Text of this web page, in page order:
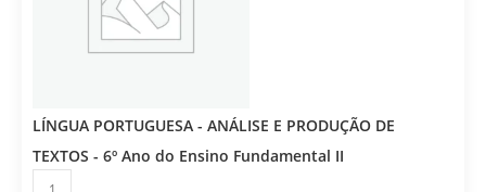
LÍNGUA PORTUGUESA - ANÁLISE E PRODUÇÃO DE
TEXTOS - 6º Ano do Ensino Fundamental II